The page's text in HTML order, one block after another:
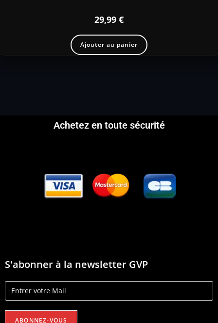
29,99 €
Ajouter au panier
Achetez en toute sécurité
S'abonner à la newsletter GVP